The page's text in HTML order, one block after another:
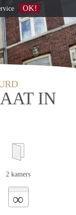
IN
2 kamers
∞
OK!